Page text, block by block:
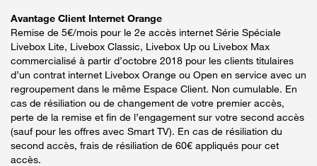
Avantage Client Internet Orange
Remise de 5€/mois pour le 2e accès internet Série Spéciale
Livebox Lite, Livebox Classic, Livebox Up ou Livebox Max
commercialisé à partir d’octobre 2018 pour les clients titulaires
d’un contrat internet Livebox Orange ou Open en service avec un
regroupement dans le même Espace Client. Non cumulable. En
cas de résiliation ou de changement de votre premier accès,
perte de la remise et fin de l’engagement sur votre second accès
(sauf pour les offres avec Smart TV). En cas de résiliation du
second accès, frais de résiliation de 60€ appliqués pour cet
accès.